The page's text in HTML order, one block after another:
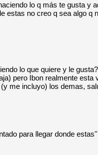
lo q más te gusta y
estas no creo q sea algo
lo que quiere y le
pero Ibon realmente
me incluyo) los demas,
para llegar donde